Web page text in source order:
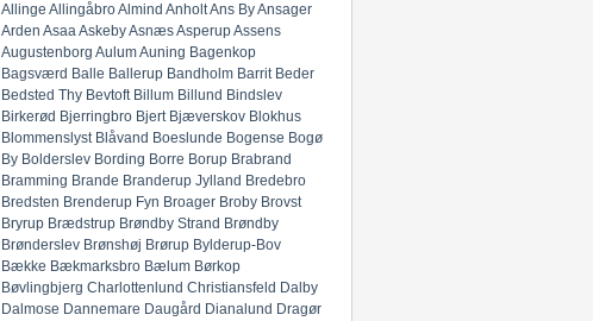
Allinge AllingåbroAlmind AnholtAns ByAnsager
Arden AsaaAskebyAsnæsAsperupAssens
Augustenborg AulumAuning Bagenkop
Bagsværd Balle Ballerup Bandholm Barrit Beder
Bedsted Thy Bevtoft Billum Billund Bindslev
Birkerød Bjerringbro Bjert Bjæverskov Blokhus
Blommenslyst Blåvand Boeslunde Bogense Bogø
By Bolderslev Bording Borre Borup Brabrand
Bramming Brande Branderup Jylland Bredebro
Bredsten Brenderup Fyn Broager Broby Brovst
Bryrup Brædstrup Brøndby Strand Brøndby
Brønderslev Brønshøj Brørup Bylderup-Bov
Bække Bækmarksbro Bælum Børkop
Bøvlingbjerg Charlottenlund Christiansfeld Dalby
Dalmose Dannemare Daugård Dianalund Dragør